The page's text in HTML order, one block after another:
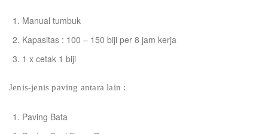
Manual tumbuk
Kapasitas : 100 – 150 biji per 8 jam kerja
1 x cetak 1 biji
Jenis-jenis paving antara lain :
Paving Bata